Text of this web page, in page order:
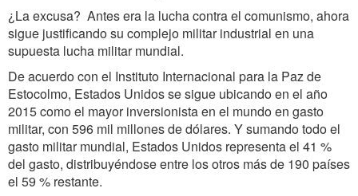
¿La excusa? Antes era la lucha contra el comunismo, ahora
sigue justificando su complejo militar industrial en una
supuesta lucha militar mundial.
De acuerdo con el Instituto Internacional para la Paz de
Estocolmo, Estados Unidos se sigue ubicando en el año
2015 como el mayor inversionista en el mundo en gasto
militar, con 596 mil millones de dólares. Y sumando todo el
gasto militar mundial, Estados Unidos representa el 41 %
del gasto, distribuyéndose entre los otros más de 190 países
el 59 % restante.